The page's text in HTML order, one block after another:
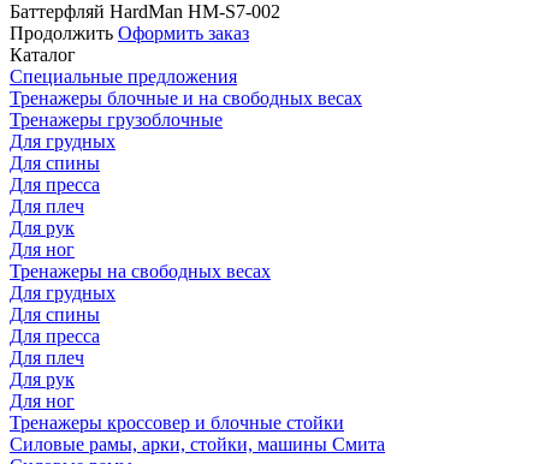
Баттерфляй HardMan HM-S7-002
Продолжить Оформить заказ
Каталог
Специальные предложения
Тренажеры блочные и на свободных весах
Тренажеры грузоблочные
Для грудных
Для спины
Для пресса
Для плеч
Для рук
Для ног
Тренажеры на свободных весах
Для грудных
Для спины
Для пресса
Для плеч
Для рук
Для ног
Тренажеры кроссовер и блочные стойки
Силовые рамы, арки, стойки, машины Смита